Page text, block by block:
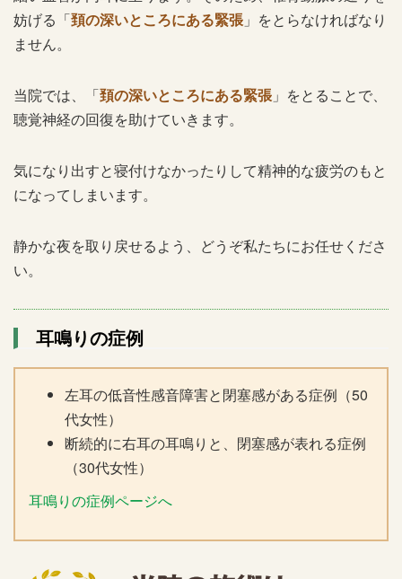
妨げる「頚の深いところにある緊張」をとらなければなり
ません。
当院では、「頚の深いところにある緊張」をとることで、
聴覚神経の回復を助けていきます。
気になり出すと寝付けなかったりして精神的な疲労のもと
になってしまいます。
静かな夜を取り戻せるよう、どうぞ私たちにお任せくださ
い。
耳鳴りの症例
左耳の低音性感音障害と閉塞感がある症例（50
代女性）
断続的に右耳の耳鳴りと、閉塞感が表れる症例
（30代女性）
耳鳴りの症例ページへ